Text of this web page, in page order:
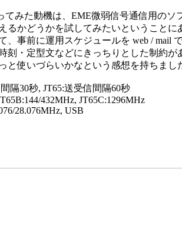
てみた動機は、EME微弱信号通信用のソ
るかどうかを試してみたいということに
、事前に運用スケジュールを web / mail
刻・定型文などにきっちりとした制約が
と使いづらいかなという感想を持ちまし
隔30秒, JT65:送受信間隔60秒
JT65B:144/432MHz, JT65C:1296MHz
28.076MHz, USB